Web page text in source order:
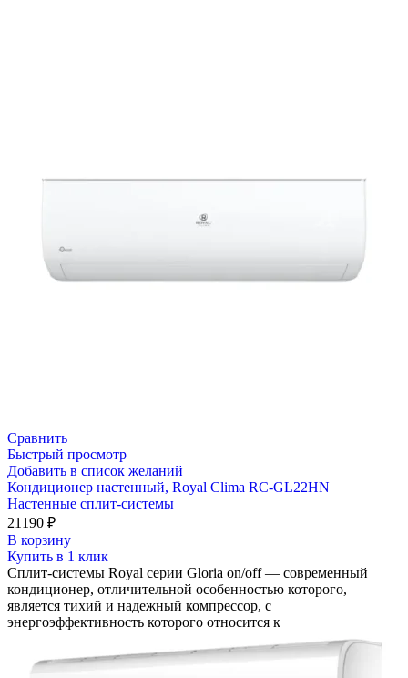
Сравнить
Быстрый просмотр
Добавить в список желаний
Кондиционер настенный, Royal Clima RC-GL22HN
Настенные сплит-системы
21190 ₽
В корзину
Купить в 1 клик
Сплит-системы Royal серии Gloria on/off — современный
кондиционер, отличительной особенностью которого,
является тихий и надежный компрессор, с
энергоэффективность которого относится к